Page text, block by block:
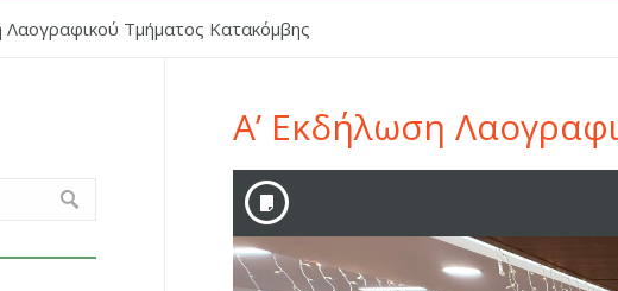
Λαογραφικού Τμήματος Κατακόμβης
Α’ Εκδήλωση